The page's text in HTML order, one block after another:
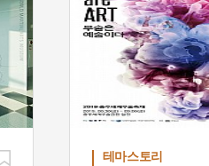
테마스토리